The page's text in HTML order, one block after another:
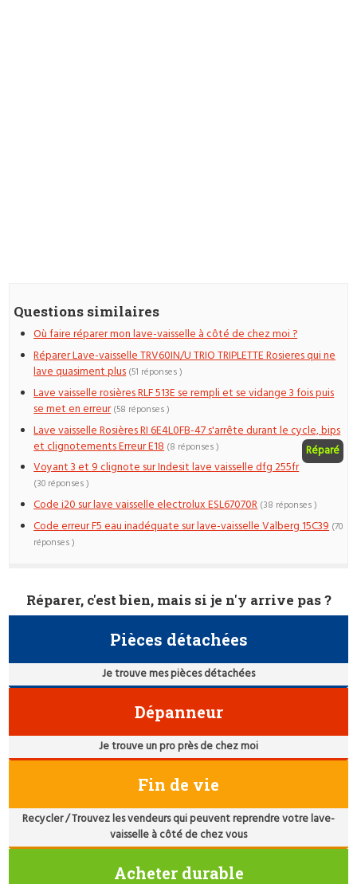
Questions similaires
Où faire réparer mon lave-vaisselle à côté de chez moi ?
Réparer Lave-vaisselle TRV60IN/U TRIO TRIPLETTE Rosieres qui ne
lave quasiment plus (51 réponses )
Lave vaisselle rosières RLF 513E se rempli et se vidange 3 fois puis
se met en erreur (58 réponses )
Lave vaisselle Rosières RI 6E4L0FB-47 s'arrête durant le cycle, bips
et clignotements Erreur E18
Réparé
(8 réponses )
Voyant 3 et 9 clignote sur Indesit lave vaisselle dfg 255fr
(30 réponses )
Code i20 sur lave vaisselle electrolux ESL67070R (38 réponses )
Code erreur F5 eau inadéquate sur lave-vaisselle Valberg 15C39 (70
réponses )
Réparer, c'est bien, mais si je n'y arrive pas ?
Pièces détachées
Je trouve mes pièces détachées
Dépanneur
Je trouve un pro près de chez moi
Fin de vie
Recycler / Trouvez les vendeurs qui peuvent reprendre votre lave-
vaisselle à côté de chez vous
Acheter durable